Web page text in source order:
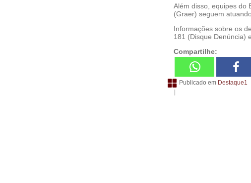
Além disso, equipes do
(Graer) seguem
Informações sobre os
181 (Disque Denúncia)
Compartilhe:
Publicado em Destaque1
|